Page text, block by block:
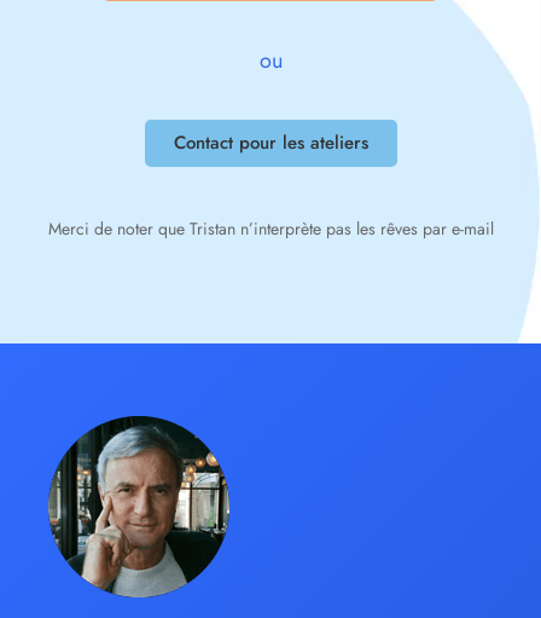
ou
Contact pour les ateliers
Merci de noter que Tristan n’interprète pas les rêves par e-mail